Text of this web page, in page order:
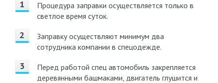
Процедура заправки осуществляется только в
светлое время суток.
Заправку осуществляют минимум два
сотрудника компании в спецодежде.
Перед работой спец автомобиль закрепляется
деревянными башмаками, двигатель глушится и